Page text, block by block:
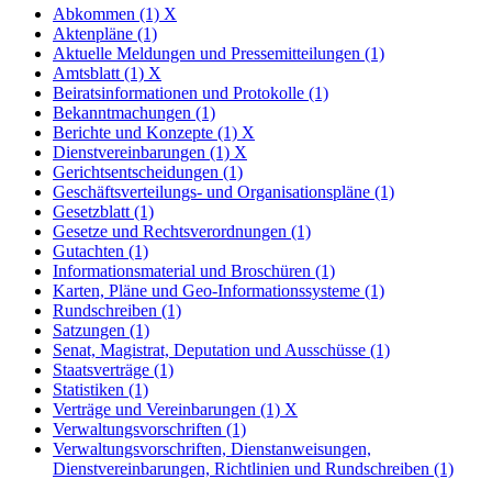
Abkommen (1) X
Aktenpläne (1)
Aktuelle Meldungen und Pressemitteilungen (1)
Amtsblatt (1) X
Beiratsinformationen und Protokolle (1)
Bekanntmachungen (1)
Berichte und Konzepte (1) X
Dienstvereinbarungen (1) X
Gerichtsentscheidungen (1)
Geschäftsverteilungs- und Organisationspläne (1)
Gesetzblatt (1)
Gesetze und Rechtsverordnungen (1)
Gutachten (1)
Informationsmaterial und Broschüren (1)
Karten, Pläne und Geo-Informationssysteme (1)
Rundschreiben (1)
Satzungen (1)
Senat, Magistrat, Deputation und Ausschüsse (1)
Staatsverträge (1)
Statistiken (1)
Verträge und Vereinbarungen (1) X
Verwaltungsvorschriften (1)
Verwaltungsvorschriften, Dienstanweisungen,
Dienstvereinbarungen, Richtlinien und Rundschreiben (1)